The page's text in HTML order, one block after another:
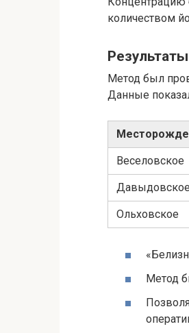
количеством
Метод был
Данные
Веселовское
Давыдовское
Ольховское
Метод